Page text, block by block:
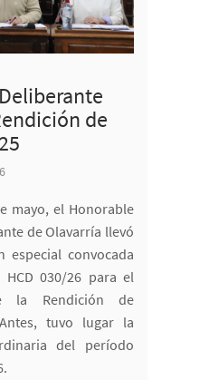
de
mayo, el Honorable
de Olavarría llevó
especial convocada
030/26 para el
la Rendición de
tuvo lugar la
del período